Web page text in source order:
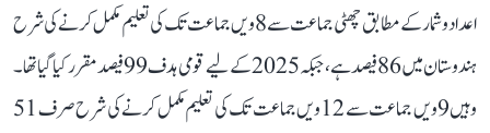
اعداد و شمار کے مطابق چھٹی جماعت سے 8ویں جماعت تک کی تعلیم مکمل کرنے کی شرح
ہندوستان میں 86 فیصد ہے، جبکہ 2025 کے لیے قومی ہدف 99 فیصد مقرر کیا گیا تھا۔
وہیں 9ویں جماعت سے 12ویں جماعت تک کی تعلیم مکمل کرنے کی شرح صرف 51